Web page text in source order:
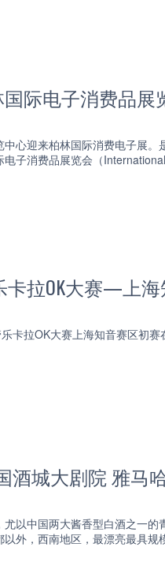
国际电子消费品展
心迎来柏林国际消费电子展
子消费品展览会（
卡拉OK大赛—上
卡拉OK大赛上海知音赛区初赛
酒城大剧院 雅
以中国两大酱香型白酒之一的
，西南地区，最漂亮最具规